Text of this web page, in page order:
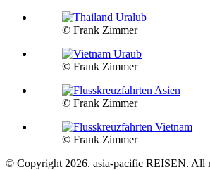
© Frank Zimmer
© Frank Zimmer
© Frank Zimmer
© Frank Zimmer
© Copyright 2026. asia-pacific REISEN. All